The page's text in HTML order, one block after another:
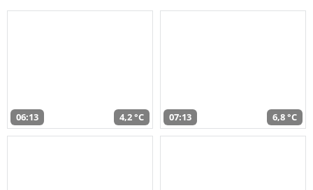
06:13 4,2 °C 07:13 6,8 °C